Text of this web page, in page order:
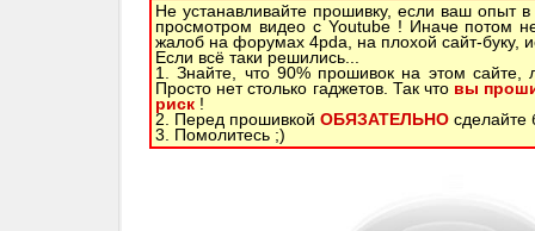
Не устанавливайте прошивку, если ваш опыт
просмотром видео с Youtube ! Иначе потом
жалоб на форумах 4pda, на плохой сайт-буку,
Если всё таки решились...
1. Знайте, что 90% прошивок на этом сайте,
Просто нет столько гаджетов. Так что вы
риск!
2. Перед прошивкой ОБЯЗАТЕЛЬНОсделайте
3. Помолитесь ;)